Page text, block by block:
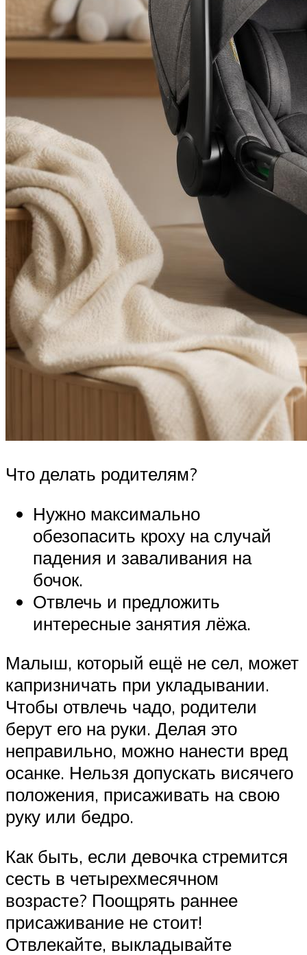
Что делать родителям?
Нужно максимально
обезопасить кроху на случай
падения и заваливания на
бочок.
Отвлечь и предложить
интересные занятия лёжа.
Малыш, который ещё не сел, может
капризничать при укладывании.
Чтобы отвлечь чадо, родители
берут его на руки. Делая это
неправильно, можно нанести вред
осанке. Нельзя допускать висячего
положения, присаживать на свою
руку или бедро.
Как быть, если девочка стремится
сесть в четырехмесячном
возрасте? Поощрять раннее
присаживание не стоит!
Отвлекайте, выкладывайте